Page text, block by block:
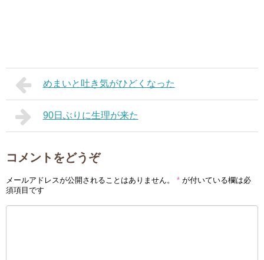
めまいと吐き気がひどくなった
90日ぶりに生理が来た
コメントをどうぞ
メールアドレスが公開されることはありません。 * が付いている欄は必
須項目です